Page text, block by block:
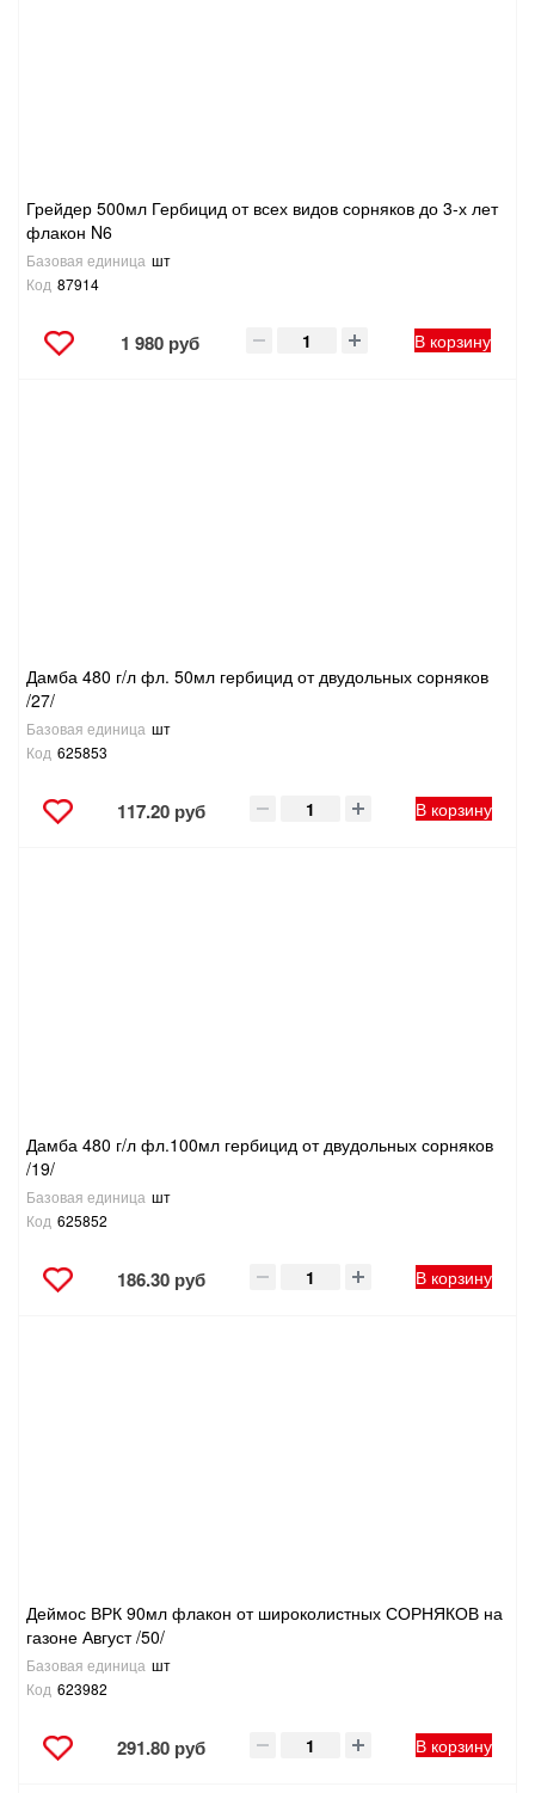
Грейдер 500мл Гербицид от всех видов сорняков до 3-х лет
флакон N6
Базовая единица шт
Код 87914
1 980 руб В корзину
Дамба 480 г/л фл. 50мл гербицид от двудольных сорняков
/27/
Базовая единица шт
Код 625853
117.20 руб В корзину
Дамба 480 г/л фл.100мл гербицид от двудольных сорняков
/19/
Базовая единица шт
Код 625852
186.30 руб В корзину
Деймос ВРК 90мл флакон от широколистных СОРНЯКОВ на
газоне Август /50/
Базовая единица шт
Код 623982
291.80 руб В корзину